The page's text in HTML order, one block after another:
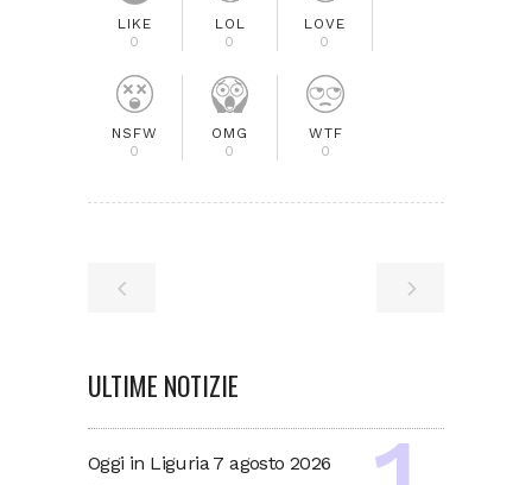
LIKE
0
LOL
0
LOVE
0
NSFW
0
OMG
0
WTF
0
ULTIME NOTIZIE
Oggi in Liguria 7 agosto 2026